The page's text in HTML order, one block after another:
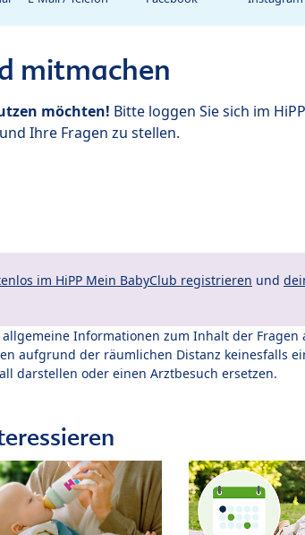
mitmachen
möchten! Bitte loggen Sie sich im
Ihre Fragen zu stellen.
im HiPP Mein BabyClub registrieren und
Informationen zum Inhalt der Fragen
aufgrund der räumlichen Distanz keinesfalls
darstellen oder einen Arztbesuch ersetzen.